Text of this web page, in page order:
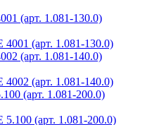
(арт. 1.081-130.0)
(арт. 1.081-140.0)
(арт. 1.081-200.0)